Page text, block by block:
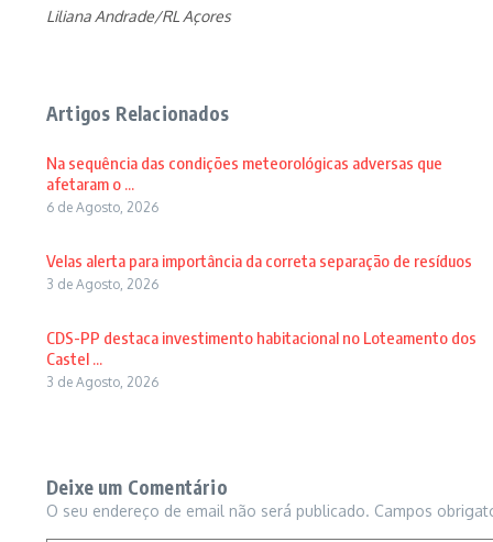
Liliana Andrade/RL Açores
Artigos Relacionados
Na sequência das condições meteorológicas adversas que
afetaram o ...
6 de Agosto, 2026
Velas alerta para importância da correta separação de resíduos
3 de Agosto, 2026
CDS-PP destaca investimento habitacional no Loteamento dos
Castel ...
3 de Agosto, 2026
Deixe um Comentário
O seu endereço de email não será publicado. Campos